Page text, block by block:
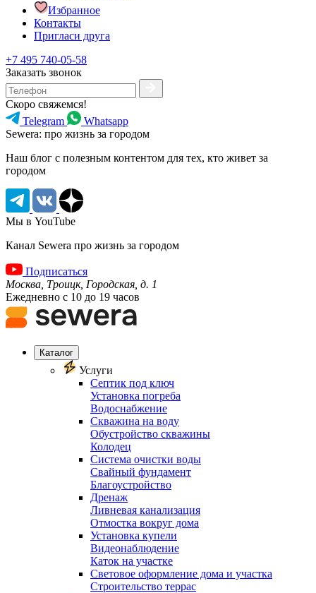
Избранное
Контакты
Пригласи друга
+7 495 740-05-58
Заказать звонок
Скоро свяжемся!
Telegram
Whatsapp
Sewera: про жизнь за городом
Наш блог c полезным контентом для тех, кто живет за
городом
Мы в YouTube
Канал Sewera про жизнь за городом
Подписаться
Москва, Троицк, Городская, д. 1
Ежедневно с 10 до 19 часов
Каталог
Услуги
Септик под ключ
Установка погреба
Водоснабжение
Скважина на воду
Обустройство скважины
Колодец
Система очистки воды
Свайный фундамент
Благоустройство
Дренаж
Ливневая канализация
Отмостка вокруг дома
Установка купели
Видеонаблюдение
Каток на участке
Световое оформление дома и участка
Строительство террас